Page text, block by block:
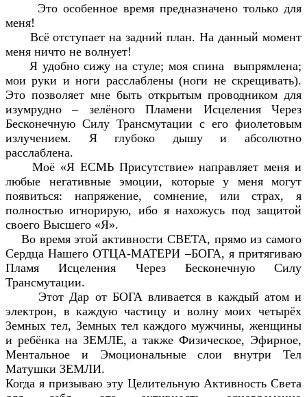
Это особенное время предназначено только для
меня!
Всё отступает на задний план. На данный момент
меня ничто не волнует!
Я удобно сижу на стуле; моя спина выпрямлена;
мои руки и ноги расслаблены (ноги не скрещивать).
Это позволяет мне быть открытым проводником для
изумрудно – зелёного Пламени Исцеления Через
Бесконечную Силу Трансмутации с его фиолетовым
излучением. Я глубоко дышу и абсолютно
расслаблена.
Моё «Я ЕСМЬ Присутствие» направляет меня и
любые негативные эмоции, которые у меня могут
появиться: напряжение, сомнение, или страх, я
полностью игнорирую, ибо я нахожусь под защитой
своего Высшего «Я».
Во время этой активности СВЕТА, прямо из самого
Сердца Нашего ОТЦА-МАТЕРИ –БОГА, я притягиваю
Пламя Исцеления Через Бесконечную Силу
Трансмутации.
Этот Дар от БОГА вливается в каждый атом и
электрон, в каждую частицу и волну моих четырёх
Земных тел, Земных тел каждого мужчины, женщины
и ребёнка на ЗЕМЛЕ, а также Физическое, Эфирное,
Ментальное и Эмоциональные слои внутри Тел
Матушки ЗЕМЛИ.
Когда я призываю эту Целительную Активность Света